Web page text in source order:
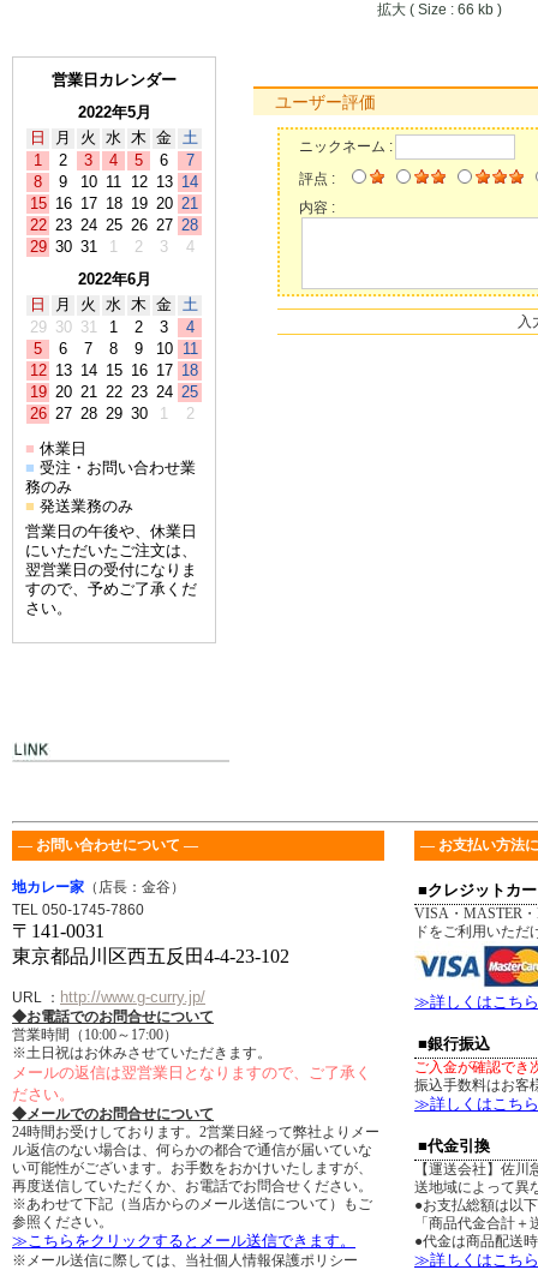
営業日カレンダー
2022年5月
日
月 火 水 木 金 土
1
2 3 4 5 6
7
8
9 10 11 12 13 14
15 16 17 18 19 20 21
22 23 24 25 26 27 28
29 30 31 1 2 3
4
2022年6月
日
月 火 水 木 金 土
29 30 31 1 2 3
4
5
6 7 8 9 10
11
12 13 14 15 16 17 18
19 20 21 22 23 24 25
26 27 28 29 30 1 2
■ 休業日
■ 受注・お問い合わせ業
務のみ
■ 発送業務のみ
営業日の午後や、休業日
にいただいたご注文は、
翌営業日の受付になりま
すので、予めご了承くだ
さい。
拡大 ( Size : 66 kb )
ユーザー評価
ニックネーム :
評点 :
内容 :
入
― お問い合わせについて ―
地カレー家 （店長：金谷）
TEL 050-1745-7860
〒141-0031
東京都品川区西五反田4-4-23-102
URL ： http://www.g-curry.jp/
◆お電話でのお問合せについて
営業時間（10:00～17:00）
※土日祝はお休みさせていただきます。
メールの返信は翌営業日となりますので、ご了承く
ださい。
◆メールでのお問合せについて
24時間お受けしております。2営業日経って弊社よりメー
ル返信のない場合は、何らかの都合で通信が届いていな
い可能性がございます。お手数をおかけいたしますが、
再度送信していただくか、お電話でお問合せください。
※あわせて下記（当店からのメール送信について）もご
参照ください。
≫こちらをクリックするとメール送信できます。
※メール送信に際しては、当社個人情報保護ポリシー
― お支払い方法
■クレジットカ
VISA・MASTER
ドをご利用いただ
≫詳しくはこち
■銀行振込
ご入金が確認でき
振込手数料はお客
≫詳しくはこち
■代金引換
【運送会社】佐
送地域によって異
●お支払総額は以
「商品代金合計
●代金は商品配送
≫詳しくはこち